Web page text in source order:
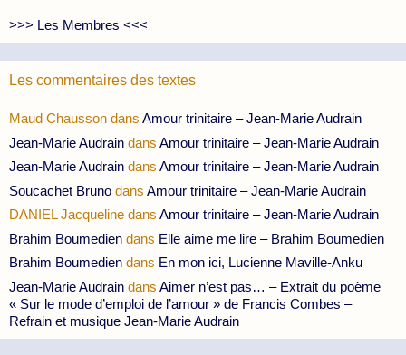
>>> Les Membres <<<
Les commentaires des textes
Maud Chausson dans Amour trinitaire – Jean-Marie Audrain
Jean-Marie Audrain dans Amour trinitaire – Jean-Marie Audrain
Jean-Marie Audrain dans Amour trinitaire – Jean-Marie Audrain
Soucachet Bruno dans Amour trinitaire – Jean-Marie Audrain
DANIEL Jacqueline dans Amour trinitaire – Jean-Marie Audrain
Brahim Boumedien dans Elle aime me lire – Brahim Boumedien
Brahim Boumedien dans En mon ici, Lucienne Maville-Anku
Jean-Marie Audrain dans Aimer n’est pas… – Extrait du poème
« Sur le mode d’emploi de l’amour » de Francis Combes –
Refrain et musique Jean-Marie Audrain